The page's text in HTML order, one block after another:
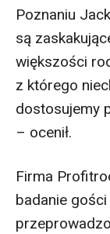
Poznaniu
są
większości
z którego
dostosujemy
– ocenił.
Firma
badanie